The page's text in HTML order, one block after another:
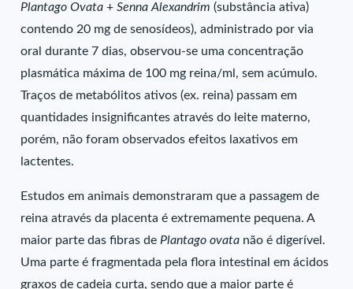
Plantago Ovata +Senna Alexandrim (substância ativa)
contendo 20 mg de senosídeos), administrado por via
oral durante 7 dias, observou-se uma concentração
plasmática máxima de 100 mg reina/ml, sem acúmulo.
Traços de metabólitos ativos (ex. reina) passam em
quantidades insignificantes através do leite materno,
porém, não foram observados efeitos laxativos em
lactentes.
Estudos em animais demonstraram que a passagem de
reina através da placenta é extremamente pequena. A
maior parte das fibras de Plantago ovata não é digerível.
Uma parte é fragmentada pela flora intestinal em ácidos
graxos de cadeia curta, sendo que a maior parte é